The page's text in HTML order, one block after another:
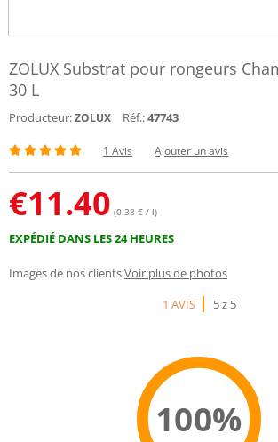
ZOLUX Substrat pour rongeurs
30 L
Producteur:ZOLUX Réf.:47743
1 Avis Ajouter un avis
€11.40 (0.38 € / l)
EXPÉDIÉ DANS LES 24 HEURES
Images de nos clientsVoir plus de photos
1 AVIS
5 z 5
100%